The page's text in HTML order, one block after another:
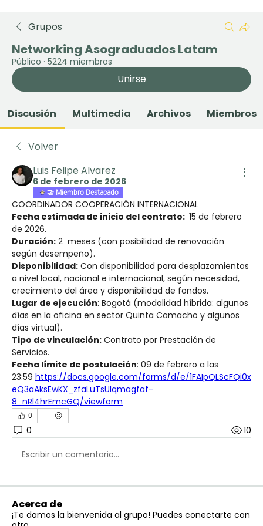
Grupos
Networking Asograduados Latam
Público · 5224 miembros
Unirse
Discusión Multimedia Archivos Miembros
Volver
Luis Felipe Alvarez
6 de febrero de 2026
🤝 Miembro Destacado
COORDINADOR COOPERACIÓN INTERNACIONAL
Fecha estimada de inicio del contrato: 15 de febrero
de 2026.
Duración: 2  meses (con posibilidad de renovación
según desempeño).
Disponibilidad: Con disponibilidad para desplazamientos
a nivel local, nacional e internacional, según necesidad,
crecimiento del área y disponibilidad de fondos.
Lugar de ejecución: Bogotá (modalidad híbrida: algunos
días en la oficina en sector Quinta Camacho y algunos
días virtual).
Tipo de vinculación: Contrato por Prestación de
Servicios.
Fecha límite de postulación: 09 de febrero a las
23:59 https://docs.google.com/forms/d/e/1FAIpQLScFQi0x
eQ3aAksEwKX_zfaLuTsUIqmagfaf-
8_nRl4hrEmcGQ/viewform
0
0 10
Escribir un comentario...
Acerca de
¡Te damos la bienvenida al grupo! Puedes conectarte con